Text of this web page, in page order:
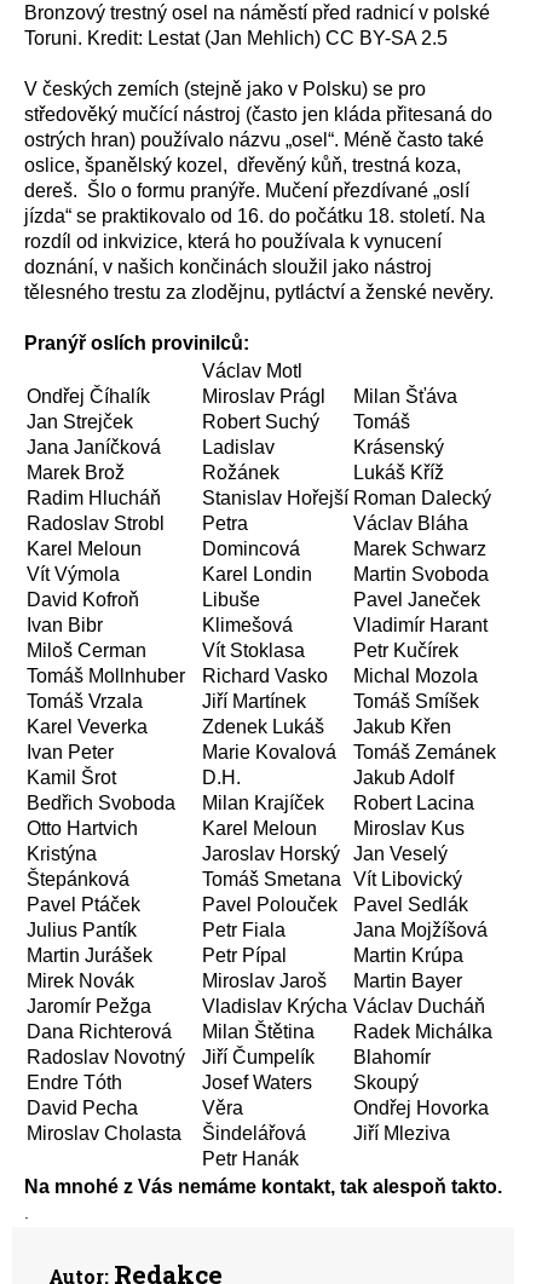
Bronzový trestný osel na náměstí před radnicí v polské
Toruni. Kredit: Lestat (Jan Mehlich) CC BY-SA 2.5
V českých zemích (stejně jako v Polsku) se pro
středověký mučící nástroj (často jen kláda přitesaná do
ostrých hran) používalo názvu „osel“. Méně často také
oslice, španělský kozel, dřevěný kůň, trestná koza,
dereš. Šlo o formu pranýře. Mučení přezdívané „oslí
jízda“ se praktikovalo od 16. do počátku 18. století. Na
rozdíl od inkvizice, která ho používala k vynucení
doznání, v našich končinách sloužil jako nástroj
tělesného trestu za zlodějnu, pytláctví a ženské nevěry.
Pranýř oslích provinilců:
Ondřej Číhalík
Jan Strejček
Jana Janíčková
Marek Brož
Radim Hlucháň
Radoslav Strobl
Karel Meloun
Vít Výmola
David Kofroň
Ivan Bibr
Miloš Cerman
Tomáš Mollnhuber
Tomáš Vrzala
Karel Veverka
Ivan Peter
Kamil Šrot
Bedřich Svoboda
Otto Hartvich
Kristýna
Štepánková
Pavel Ptáček
Julius Pantík
Martin Jurášek
Mirek Novák
Jaromír Pežga
Dana Richterová
Radoslav Novotný
Endre Tóth
David Pecha
Miroslav Cholasta
Václav Motl
Miroslav Prágl
Robert Suchý
Ladislav
Rožánek
Stanislav Hořejší
Petra
Domincová
Karel Londin
Libuše
Klimešová
Vít Stoklasa
Richard Vasko
Jiří Martínek
Zdenek Lukáš
Marie Kovalová
D.H.
Milan Krajíček
Karel Meloun
Jaroslav Horský
Tomáš Smetana
Pavel Polouček
Petr Fiala
Petr Pípal
Miroslav Jaroš
Vladislav Krýcha
Milan Štětina
Jiří Čumpelík
Josef Waters
Věra
Šindelářová
Petr Hanák
Milan Šťáva
Tomáš
Krásenský
Lukáš Kříž
Roman Dalecký
Václav Bláha
Marek Schwarz
Martin Svoboda
Pavel Janeček
Vladimír Harant
Petr Kučírek
Michal Mozola
Tomáš Smíšek
Jakub Křen
Tomáš Zemánek
Jakub Adolf
Robert Lacina
Miroslav Kus
Jan Veselý
Vít Libovický
Pavel Sedlák
Jana Mojžíšová
Martin Krúpa
Martin Bayer
Václav Ducháň
Radek Michálka
Blahomír
Skoupý
Ondřej Hovorka
Jiří Mleziva
Na mnohé z Vás nemáme kontakt, tak alespoň takto.
Autor: Redakce